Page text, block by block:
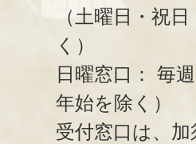
（土曜日・祝
く）
日曜窓口： 毎
年始を除く）
受付窓口は、